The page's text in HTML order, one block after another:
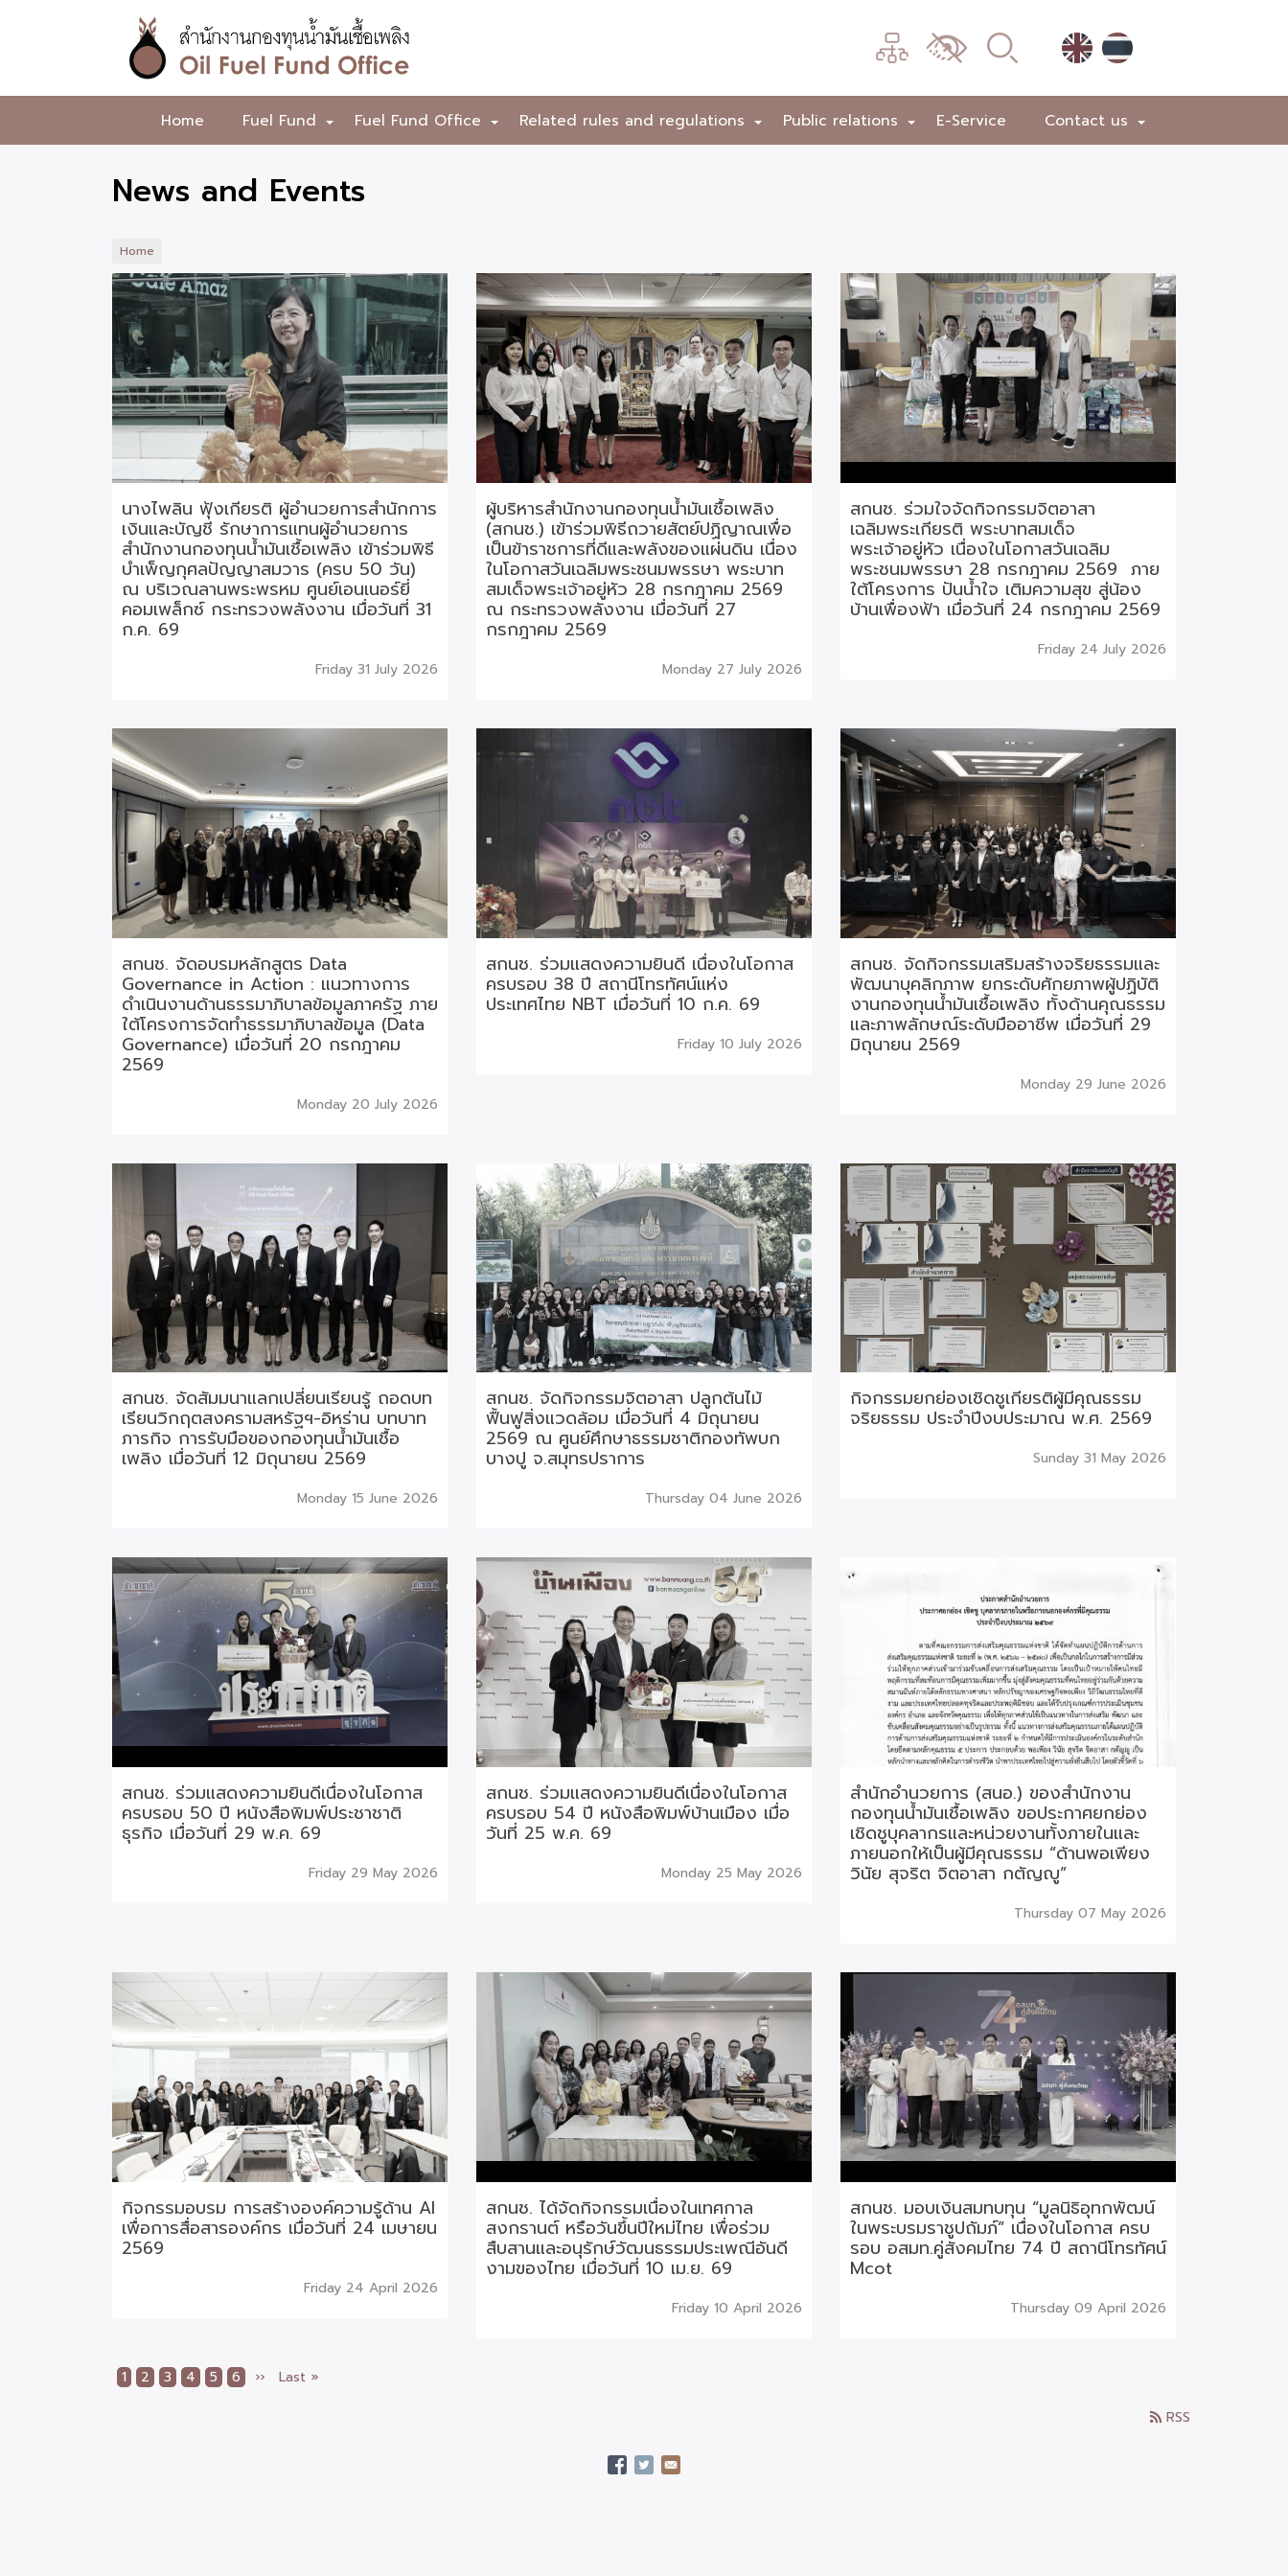
สำนักงาน
กองทุน
น้ำมัน
เพลิง
เมนู
เปลี่ยน
ผล
Home +
Fuel Fund +
Fuel Fund Office +
Related rules and regulations +
Public relations E-Service +
Contact us
News and Events
Home
นางไพลิน ฟุ้งเกียรติ ผู้อำนวยการสำนักการ
เงินและบัญชี รักษาการแทนผู้อำนวยการ
สำนักงานกองทุนน้ำมันเชื้อเพลิง เข้าร่วมพิธี
บำเพ็ญกุศลปัญญาสมวาร (ครบ 50 วัน)
ณ บริเวณลานพระพรหม ศูนย์เอนเนอร์ยี่
คอมเพล็กซ์ กระทรวงพลังงาน เมื่อวันที่ 31
ก.ค. 69
Friday 31 July 2026
ผู้บริหารสำนักงานกองทุนน้ำมันเชื้อเพลิง
(สกนช.) เข้าร่วมพิธีถวายสัตย์ปฏิญาณเพื่อ
เป็นข้าราชการที่ดีและพลังของแผ่นดิน เนื่อง
ในโอกาสวันเฉลิมพระชนมพรรษา พระบาท
สมเด็จพระเจ้าอยู่หัว 28 กรกฎาคม 2569
ณ กระทรวงพลังงาน เมื่อวันที่ 27
กรกฎาคม 2569
Monday 27 July 2026
สกนช. ร่วมใจจัดกิจกรรมจิตอาสา
เฉลิมพระเกียรติ พระบาทสมเด็จ
พระเจ้าอยู่หัว เนื่องในโอกาสวันเฉลิม
พระชนมพรรษา 28 กรกฎาคม 2569 ภาย
ใต้โครงการ ปันน้ำใจ เติมความสุข สู่น้อง
บ้านเพื่องฟ้า เมื่อวันที่ 24 กรกฎาคม 2569
Friday 24 July 2026
สกนช. จัดอบรมหลักสูตร Data
Governance in Action : แนวทางการ
ดำเนินงานด้านธรรมาภิบาลข้อมูลภาครัฐ ภาย
ใต้โครงการจัดทำธรรมาภิบาลข้อมูล (Data
Governance) เมื่อวันที่ 20 กรกฎาคม
2569
Monday 20 July 2026
สกนช. ร่วมแสดงความยินดี เนื่องในโอกาส
ครบรอบ 38 ปี สถานีโทรทัศน์แห่ง
ประเทศไทย NBT เมื่อวันที่ 10 ก.ค. 69
Friday 10 July 2026
สกนช. จัดกิจกรรมเสริมสร้างจริยธรรมและ
พัฒนาบุคลิกภาพ ยกระดับศักยภาพผู้ปฏิบัติ
งานกองทุนน้ำมันเชื้อเพลิง ทั้งด้านคุณธรรม
และภาพลักษณ์ระดับมืออาชีพ เมื่อวันที่ 29
มิถุนายน 2569
Monday 29 June 2026
สกนช. จัดสัมมนาแลกเปลี่ยนเรียนรู้ ถอดบท
เรียนวิกฤตสงครามสหรัฐฯ-อิหร่าน บทบาท
ภารกิจ การรับมือของกองทุนน้ำมันเชื้อ
เพลิง เมื่อวันที่ 12 มิถุนายน 2569
Monday 15 June 2026
สกนช. จัดกิจกรรมจิตอาสา ปลูกต้นไม้
ฟื้นฟูสิ่งแวดล้อม เมื่อวันที่ 4 มิถุนายน
2569 ณ ศูนย์ศึกษาธรรมชาติกองทัพบก
บางปู จ.สมุทรปราการ
Thursday 04 June 2026
กิจกรรมยกย่องเชิดชูเกียรติผู้มีคุณธรรม
จริยธรรม ประจำปีงบประมาณ พ.ศ. 2569
Sunday 31 May 2026
สกนช. ร่วมแสดงความยินดีเนื่องในโอกาส
ครบรอบ 50 ปี หนังสือพิมพ์ประชาชาติ
ธุรกิจ เมื่อวันที่ 29 พ.ค. 69
Friday 29 May 2026
สกนช. ร่วมแสดงความยินดีเนื่องในโอกาส
ครบรอบ 54 ปี หนังสือพิมพ์บ้านเมือง เมื่อ
วันที่ 25 พ.ค. 69
Monday 25 May 2026
สำนักอำนวยการ (สนอ.) ของสำนักงาน
กองทุนน้ำมันเชื้อเพลิง ขอประกาศยกย่อง
เชิดชูบุคลากรและหน่วยงานทั้งภายในและ
ภายนอกให้เป็นผู้มีคุณธรรม “ด้านพอเพียง
วินัย สุจริต จิตอาสา กตัญญู”
Thursday 07 May 2026
กิจกรรมอบรม การสร้างองค์ความรู้ด้าน AI
เพื่อการสื่อสารองค์กร เมื่อวันที่ 24 เมษายน
2569
Friday 24 April 2026
สกนช. ได้จัดกิจกรรมเนื่องในเทศกาล
สงกรานต์ หรือวันขึ้นปีใหม่ไทย เพื่อร่วม
สืบสานและอนุรักษ์วัฒนธรรมประเพณีอันดี
งามของไทย เมื่อวันที่ 10 เม.ย. 69
Friday 10 April 2026
สกนช. มอบเงินสมทบทุน “มูลนิธิอุทกพัฒน์
ในพระบรมราชูปถัมภ์” เนื่องในโอกาส ครบ
รอบ อสมท.คู่สังคมไทย 74 ปี สถานีโทรทัศน์
Mcot
Thursday 09 April 2026
Pagination
Current
1 Page
2 Page
3 Page
4 Page
5 Page
6
Next
››
Last
Last »
RSS